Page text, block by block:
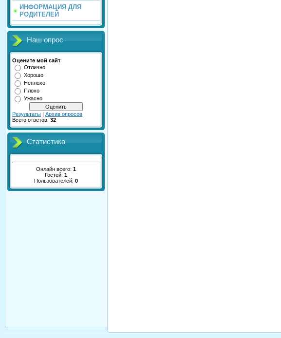
ИНФОРМАЦИЯ ДЛЯ
РОДИТЕЛЕЙ
Наш опрос
Оцените мой сайт
Отлично
Хорошо
Неплохо
Плохо
Ужасно
Результаты | Архив опросов
Всего ответов: 32
Статистика
Онлайн всего: 1
Гостей: 1
Пользователей: 0